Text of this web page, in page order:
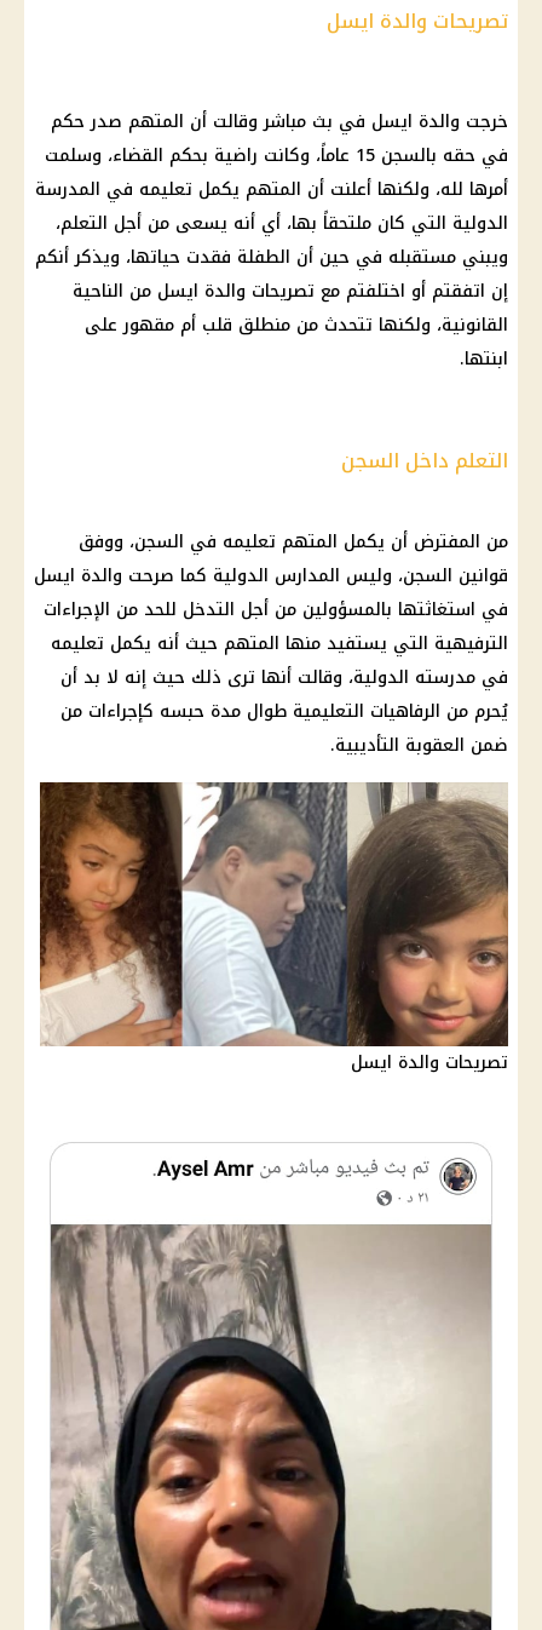
تصريحات والدة ايسل
خرجت والدة ايسل في بث مباشر وقالت أن المتهم صدر حكم
في حقه بالسجن 15 عاماً، وكانت راضية بحكم القضاء، وسلمت
أمرها لله، ولكنها أعلنت أن المتهم يكمل تعليمه في المدرسة
الدولية التي كان ملتحقاً بها، أي أنه يسعى من أجل التعلم،
ويبني مستقبله في حين أن الطفلة فقدت حياتها، ويذكر أنكم
إن اتفقتم أو اختلفتم مع تصريحات والدة ايسل من الناحية
القانونية، ولكنها تتحدث من منطلق قلب أم مقهور على
ابنتها.
التعلم داخل السجن
من المفترض أن يكمل المتهم تعليمه في السجن، ووفق
قوانين السجن، وليس المدارس الدولية كما صرحت والدة ايسل
في استغاثتها بالمسؤولين من أجل التدخل للحد من الإجراءات
الترفيهية التي يستفيد منها المتهم حيث أنه يكمل تعليمه
في مدرسته الدولية، وقالت أنها ترى ذلك حيث إنه لا بد أن
يُحرم من الرفاهيات التعليمية طوال مدة حبسه كإجراءات من
ضمن العقوبة التأديبية.
تصريحات والدة ايسل